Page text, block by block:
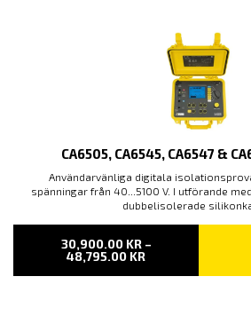
CA6505, CA6545, CA6547 &
Användarvänliga digitala
spänningar från 40...5100 V. I utförande
dubbelisolerade
30,900.00 KR –
48,795.00 KRPRISINTERVALL:
TILL